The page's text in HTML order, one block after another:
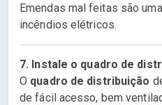
Emendas mal feitas são
incêndios elétricos.
7. Instale o quadro de
O quadro de distribuição
de fácil acesso, bem